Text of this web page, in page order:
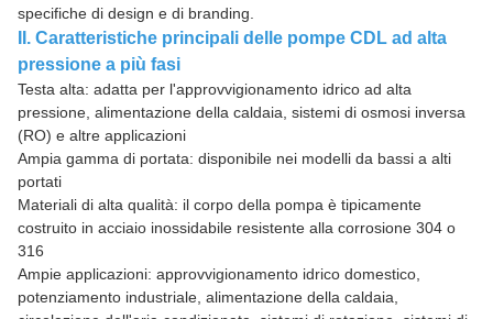
specifiche di design e di branding.
II. Caratteristiche principali delle pompe CDL ad alta
pressione a più fasi
Testa alta: adatta per l'approvvigionamento idrico ad alta
pressione, alimentazione della caldaia, sistemi di osmosi inversa
(RO) e altre applicazioni
Ampia gamma di portata: disponibile nei modelli da bassi a alti
portati
Materiali di alta qualità: il corpo della pompa è tipicamente
costruito in acciaio inossidabile resistente alla corrosione 304 o
316
Ampie applicazioni: approvvigionamento idrico domestico,
potenziamento industriale, alimentazione della caldaia,